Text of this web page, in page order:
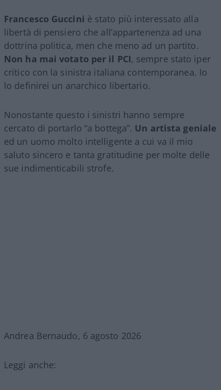
Francesco Guccini è stato più interessato alla
libertà di pensiero che all’appartenenza ad una
dottrina politica, men che meno ad un partito.
Non ha mai votato per il PCI, sempre stato iper
critico con la sinistra italiana contemporanea. Io
lo definirei un anarchico libertario.
Nonostante questo i sinistri hanno sempre
cercato di portarlo “a bottega”. Un artista geniale
ed un uomo molto intelligente a cui va il mio
saluto sincero e tanta gratitudine per molte delle
sue indimenticabili strofe.
Andrea Bernaudo, 6 agosto 2026
Leggi anche: